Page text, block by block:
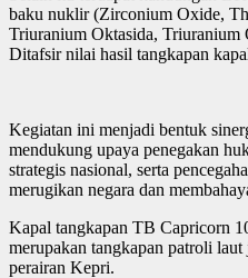
baku nuklir (Zirconium Oxide,
Triuranium Oktasida, Triuranium
Ditafsir nilai hasil tangkapan
Kegiatan ini menjadi bentuk
mendukung upaya penegakan
strategis nasional, serta
merugikan negara dan
Kapal tangkapan TB Capricorn
merupakan tangkapan patroli
perairan Kepri.